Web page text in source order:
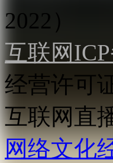
2022）
互联网
经营许可
互联网直
网络文化